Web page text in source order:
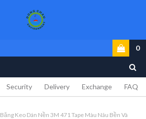
0
Security Delivery Exchange FAQ
Băng Keo Dán Nền 3M 471 Tape Màu Nâu Bền Và